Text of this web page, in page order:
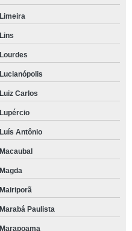
Limeira
Lins
Lourdes
Lucianópolis
Luiz Carlos
Lupércio
Luís Antônio
Macaubal
Magda
Mairiporã
Marabá Paulista
Marapoama